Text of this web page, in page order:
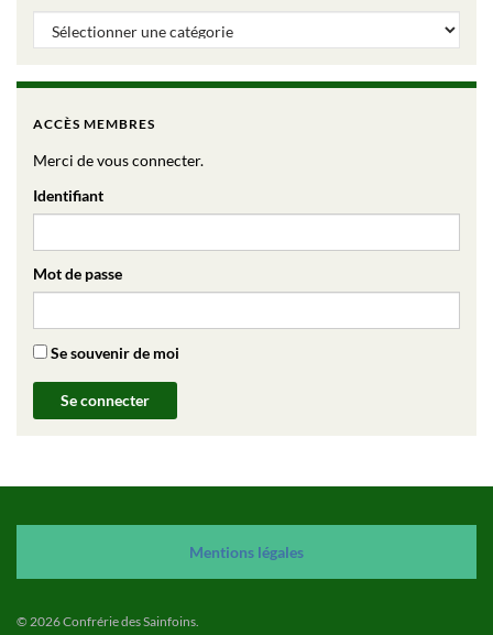
Catégories d’articles
ACCÈS MEMBRES
Merci de vous connecter.
Identifiant
Mot de passe
Se souvenir de moi
Mentions légales
© 2026 Confrérie des Sainfoins.